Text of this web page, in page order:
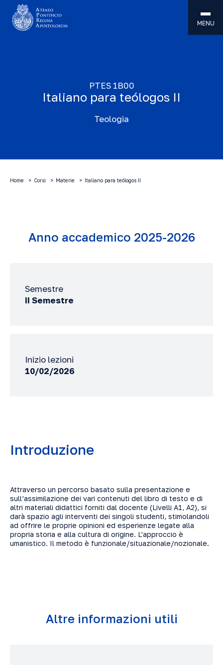
MENU
PTES 1B00
Italiano para teólogos II
Teologia
Home Corsi Materie Italiano para teólogos II
Anno accademico 2025-2026
Semestre
II Semestre
Inizio lezioni
10/02/2026
Introduzione
Attraverso un percorso basato sulla presentazione e
sull’assimilazione dei vari contenuti del libro di testo e di
altri materiali didattici forniti dal docente (Livelli A1, A2), si
darà spazio agli interventi dei singoli studenti, stimolandoli
ad offrire le proprie opinioni ed esperienze legate alla
propria storia e alla cultura di origine. L’approccio è
umanistico. Il metodo è funzionale/situazionale/nozionale.
Altre informazioni utili